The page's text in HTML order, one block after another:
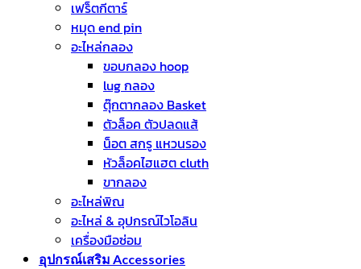
เฟร็ตกีตาร์
หมุด end pin
อะไหล่กลอง
ขอบกลอง hoop
lug กลอง
ตุ๊กตากลอง Basket
ตัวล็อค ตัวปลดแส้
น็อต สกรู แหวนรอง
หัวล็อคไฮแฮต cluth
ขากลอง
อะไหล่พิณ
อะไหล่ & อุปกรณ์ไวโอลิน
เครื่องมือซ่อม
อุปกรณ์เสริม Accessories